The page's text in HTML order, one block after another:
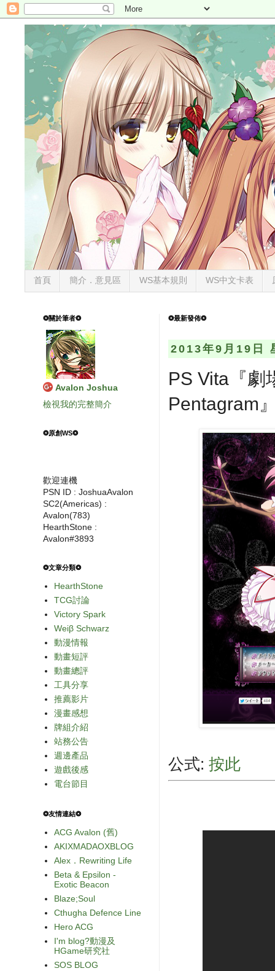
首頁 簡介．意見區 WS基本規則 WS中文卡表
❂最新發佈❂
2013年9月19日
PS Vita『
Pentagram
公式: 按此
❂關於筆者❂
Avalon Joshua
檢視我的完整簡介
❂原創WS❂
歡迎連機
PSN ID : JoshuaAvalon
SC2(Americas) :
Avalon(783)
HearthStone :
Avalon#3893
❂文章分類❂
HearthStone
TCG討論
Victory Spark
Weiβ Schwarz
動漫情報
動畫短評
動畫總評
工具分享
推薦影片
漫畫感想
牌組介紹
站務公告
週邊產品
遊戲後感
電台節目
❂友情連結❂
ACG Avalon (舊)
AKIXMADAOXBLOG
Alex．Rewriting Life
Beta & Epsilon -
Exotic Beacon
Blaze;Soul
Cthugha Defence Line
Hero ACG
I'm blog?動漫及
HGame研究社
SOS BLOG